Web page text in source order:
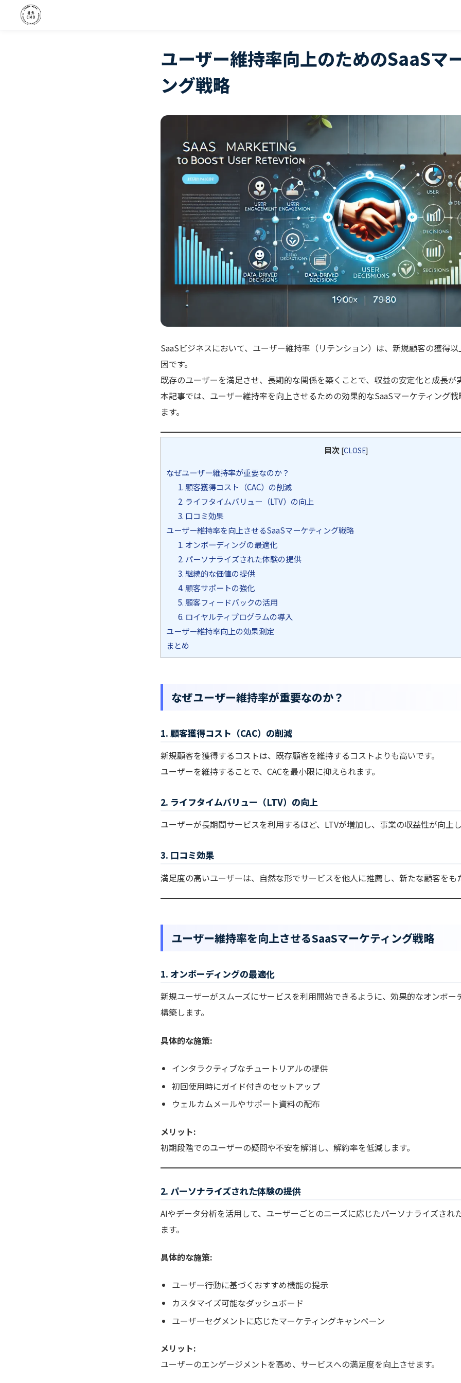
ユーザー維持率向上のためのSaaSマ
ング戦略
SaaSビジネスにおいて、ユーザー維持率（リテンション）は、新規顧客の獲得
因です。
既存のユーザーを満足させ、長期的な関係を築くことで、収益の安定化と成長が
本記事では、ユーザー維持率を向上させるための効果的なSaaSマーケティング
ます。
目次 [CLOSE]
なぜユーザー維持率が重要なのか？
1. 顧客獲得コスト（CAC）の削減
2. ライフタイムバリュー（LTV）の向上
3. 口コミ効果
ユーザー維持率を向上させるSaaSマーケティング戦略
1. オンボーディングの最適化
2. パーソナライズされた体験の提供
3. 継続的な価値の提供
4. 顧客サポートの強化
5. 顧客フィードバックの活用
6. ロイヤルティプログラムの導入
ユーザー維持率向上の効果測定
まとめ
なぜユーザー維持率が重要なのか？
1. 顧客獲得コスト（CAC）の削減
新規顧客を獲得するコストは、既存顧客を維持するコストよりも高いです。
ユーザーを維持することで、CACを最小限に抑えられます。
2. ライフタイムバリュー（LTV）の向上
ユーザーが長期間サービスを利用するほど、LTVが増加し、事業の収益性が向上し
3. 口コミ効果
満足度の高いユーザーは、自然な形でサービスを他人に推薦し、新たな顧客をも
ユーザー維持率を向上させるSaaSマーケティング戦略
1. オンボーディングの最適化
新規ユーザーがスムーズにサービスを利用開始できるように、効果的なオンボー
構築します。
具体的な施策:
インタラクティブなチュートリアルの提供
初回使用時にガイド付きのセットアップ
ウェルカムメールやサポート資料の配布
メリット:
初期段階でのユーザーの疑問や不安を解消し、解約率を低減します。
2. パーソナライズされた体験の提供
AIやデータ分析を活用して、ユーザーごとのニーズに応じたパーソナライズされ
ます。
具体的な施策:
ユーザー行動に基づくおすすめ機能の提示
カスタマイズ可能なダッシュボード
ユーザーセグメントに応じたマーケティングキャンペーン
メリット:
ユーザーのエンゲージメントを高め、サービスへの満足度を向上させます。